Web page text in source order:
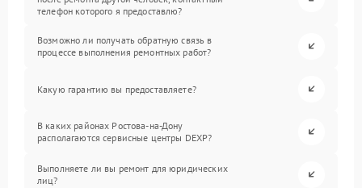
телефон которого я предоставлю?
Возможно ли получать обратную связь в
процессе выполнения ремонтных работ?
Какую гарантию вы предоставляете?
В каких районах Ростова-на-Дону
располагаются сервисные центры DEXP?
Выполняете ли вы ремонт для юридических
лиц?